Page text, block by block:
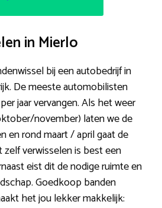
in Mierlo
bij een autobedrijf in
De meeste automobilisten
jaar vervangen. Als het weer
november) laten we de
en rond maart / april gaat de
verwisselen is best een
eist dit de nodige ruimte en
Goedkoop banden
het jou lekker makkelijk: